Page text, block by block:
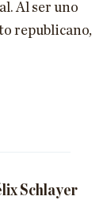
Al ser uno
republicano,
Schlayer